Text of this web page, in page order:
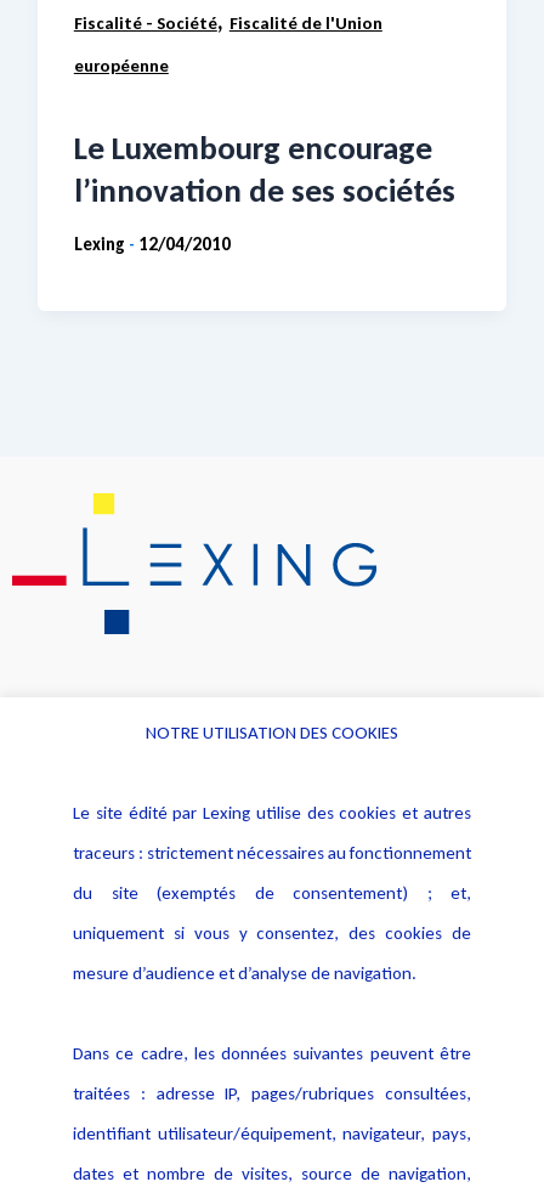
Fiscalité - Société, Fiscalité de l'Union
européenne
Le Luxembourg encourage
l’innovation de ses sociétés
Lexing - 12/04/2010
Alerte professionnelle
Déclaration d'accessibilité
Notice Légale
Politique de protection des
données
Publications
NOTRE UTILISATION DES COOKIES
Le site édité par Lexing utilise des cookies et autres
traceurs : strictement nécessaires au fonctionnement
du site (exemptés de consentement) ; et,
uniquement si vous y consentez, des cookies de
mesure d’audience et d’analyse de navigation.
Dans ce cadre, les données suivantes peuvent être
traitées : adresse IP, pages/rubriques consultées,
identifiant utilisateur/équipement, navigateur, pays,
dates et nombre de visites, source de navigation,